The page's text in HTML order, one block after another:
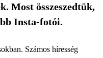
Most összeszedtük,
Insta-fotói.
Számos híresség